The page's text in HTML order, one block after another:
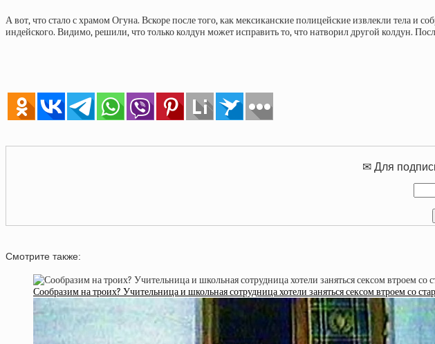
А вот, что стало с храмом Огуна. Вскоре после того, как мексиканские полицейские извлекли тела и
индейского. Видимо, решили, что только колдун может исправить то, что натворил другой колдун.
✉ Для
Смотрите также:
Сообразим на троих? Учительница и школьная сотрудница хотели заняться сексом втроем со